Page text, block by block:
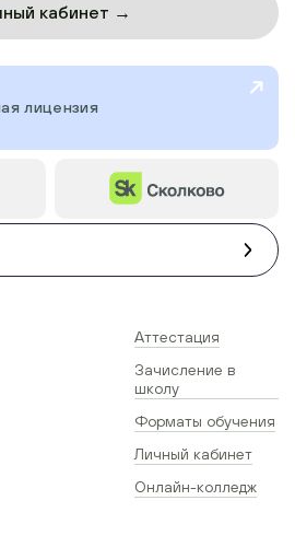
кабинет →
лицензия
Аттестация
Зачисление в
школу
Форматы обучения
Личный кабинет
Онлайн-колледж